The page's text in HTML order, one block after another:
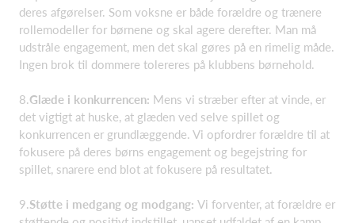
deres afgørelser. Som voksne er både forældre og trænere
rollemodeller for børnene og skal agere derefter. Man må
udstråle engagement, men det skal gøres på en rimelig måde.
Ingen brok til dommere tolereres på klubbens børnehold.
8.Glæde i konkurrencen: Mens vi stræber efter at vinde, er
det vigtigt at huske, at glæden ved selve spillet og
konkurrencen er grundlæggende. Vi opfordrer forældre til at
fokusere på deres børns engagement og begejstring for
spillet, snarere end blot at fokusere på resultatet.
9.Støtte i medgang og modgang: Vi forventer, at forældre er